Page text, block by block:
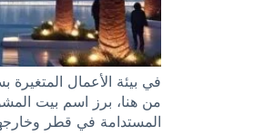
في بيئة الأعمال المتغيرة
من هنا، برز اسم بيت
المستدامة في قطر